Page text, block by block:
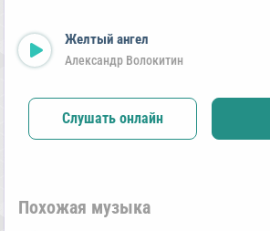
Желтый ангел
Александр Волокитин
Слушать онлайн
Похожая музыка